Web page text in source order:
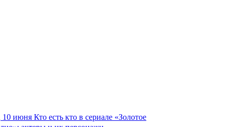
10 июня Кто есть кто в сериале «Золотое